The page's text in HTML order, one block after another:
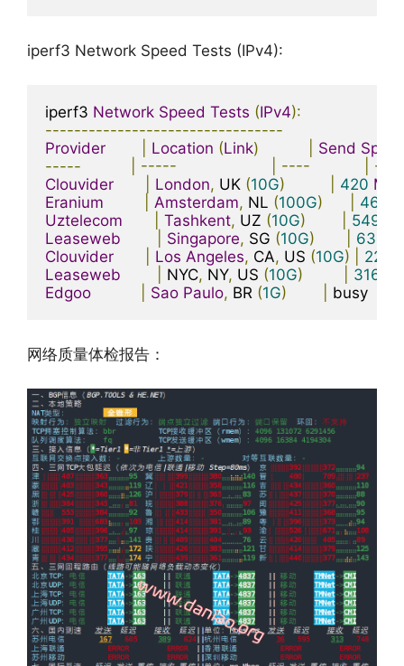
iperf3 Network Speed Tests (IPv4):
iperf3 Network Speed Tests (IPv4):
---------------------------------
Provider
Location (Link) Send
-----
----- ----
----
Clouvider
London, UK (10G) 420
Eranium
Amsterdam, NL (100G) 460
Uztelecom
Tashkent, UZ (10G) 549
Leaseweb
Singapore, SG (10G) 630
Clouvider
Los Angeles, CA, US (10G) 229
Leaseweb
NYC, NY, US (10G) 316
Edgoo
Sao Paulo, BR (1G)
网络质量体检报告：